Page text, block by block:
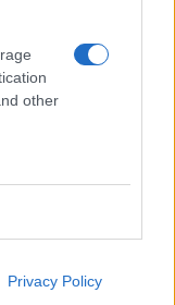
other
Privacy Policy
anni del Diving
ferito il
salvate dai vigili